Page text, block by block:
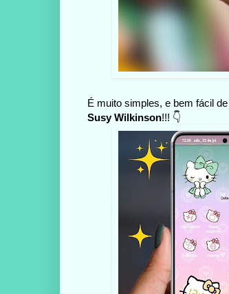
É muito simples, e bem fácil
Susy Wilkinson!!! 👇